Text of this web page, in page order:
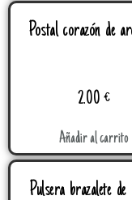
Postal corazón de
2.00 €
Añadir al carrito
Pulsera brazalete de